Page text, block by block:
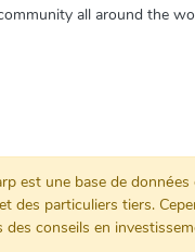
all around the
est une base de
des particuliers tiers.
conseils en